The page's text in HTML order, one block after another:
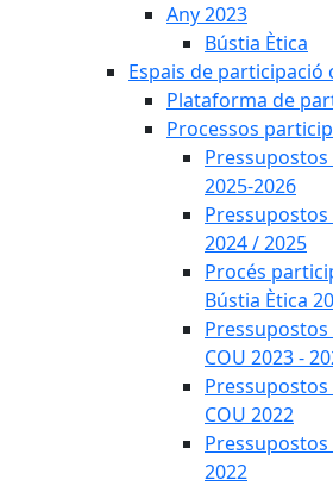
Any 2023
Bústia Ètica
Espais de participació
Plataforma de
Processos
2025-2026
2024 / 2025
Procés
Bústia Ètica
COU 2023 -
COU 2022
2022